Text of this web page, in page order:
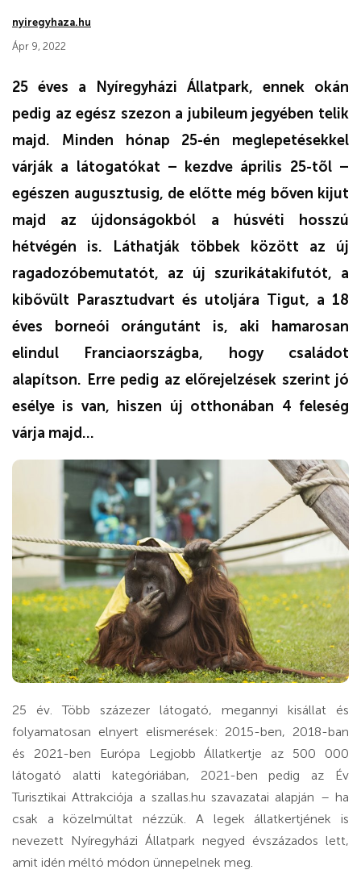
nyiregyhaza.hu
Ápr 9, 2022
25 éves a Nyíregyházi Állatpark, ennek okán
pedig az egész szezon a jubileum jegyében telik
majd. Minden hónap 25-én meglepetésekkel
várják a látogatókat – kezdve április 25-tõl –
egészen augusztusig, de előtte még bőven kijut
majd az újdonságokból a húsvéti hosszú
hétvégén is. Láthatják többek között az új
ragadozóbemutatót, az új szurikátakifutót, a
kibővült Parasztudvart és utoljára Tigut, a 18
éves borneói orángutánt is, aki hamarosan
elindul Franciaországba, hogy családot
alapítson. Erre pedig az előrejelzések szerint jó
esélye is van, hiszen új otthonában 4 feleség
várja majd...
25 év. Több százezer látogató, megannyi kisállat és
folyamatosan elnyert elismerések: 2015-ben, 2018-ban
és 2021-ben Európa Legjobb Állatkertje az 500 000
látogató alatti kategóriában, 2021-ben pedig az Év
Turisztikai Attrakciója a szallas.hu szavazatai alapján – ha
csak a közelmúltat nézzük. A legek állatkertjének is
nevezett Nyíregyházi Állatpark negyed évszázados lett,
amit idén méltó módon ünnepelnek meg.